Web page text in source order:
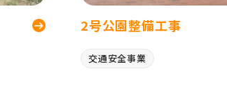
2号公園整備工事
交通安全事業